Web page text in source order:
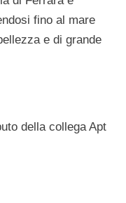
fino al mare
e di grande
della collega Apt